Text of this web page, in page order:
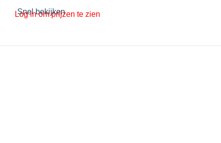
Snel bekijken
Log in om prijzen te zien